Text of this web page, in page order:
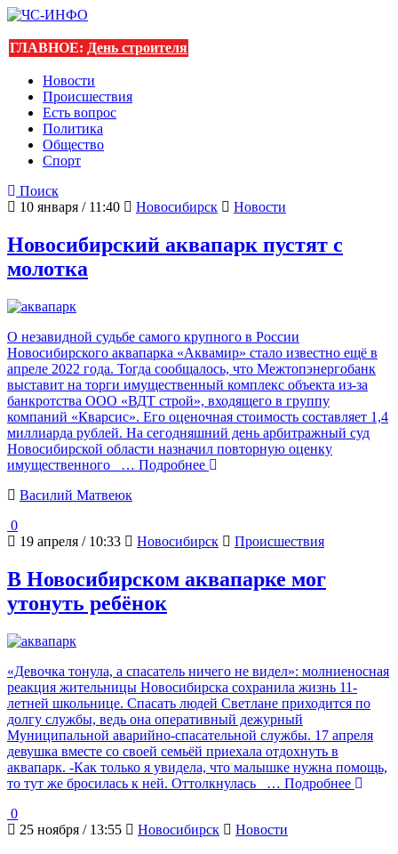
ГЛАВНОЕ: День строителя
Новости
Происшествия
Есть вопрос
Политика
Общество
Спорт
Поиск
10 января / 11:40
Новосибирск Новости
Новосибирский аквапарк пустят с
молотка
О незавидной судьбе самого крупного в России
Новосибирского аквапарка «Аквамир» стало известно ещё в
апреле 2022 года. Тогда сообщалось, что Межтопэнергобанк
выставит на торги имущественный комплекс объекта из-за
банкротства ООО «ВДТ строй», входящего в группу
компаний «Кварсис». Его оценочная стоимость составляет 1,4
миллиарда рублей. На сегодняшний день арбитражный суд
Новосибирской области назначил повторную оценку
имущественного
… Подробнее
Василий Матвеюк
0
19 апреля / 10:33
Новосибирск Происшествия
В Новосибирском аквапарке мог
утонуть ребёнок
«Девочка тонула, а спасатель ничего не видел»: молниеносная
реакция жительницы Новосибирска сохранила жизнь 11-
летней школьнице. Спасать людей Светлане приходится по
долгу службы, ведь она оперативный дежурный
Муниципальной аварийно-спасательной службы. 17 апреля
девушка вместе со своей семьёй приехала отдохнуть в
аквапарк. -Как только я увидела, что малышке нужна помощь,
то тут же бросилась к ней. Оттолкнулась
… Подробнее
0
25 ноября / 13:55
Новосибирск Новости